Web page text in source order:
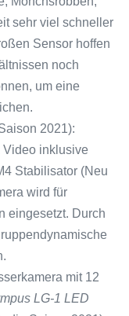
sehr viel schneller
Sensor hoffen
noch
um eine
2021):
Video inklusive
Stabilisator (Neu
wird für
eingesetzt. Durch
mit 12
LG-1 LED